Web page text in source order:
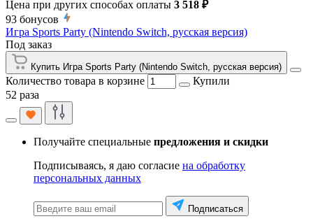
Цена при других способах оплаты 3 518 ₽
93 бонусов
Игра Sports Party (Nintendo Switch, русская версия)
Под заказ
Купить Игра Sports Party (Nintendo Switch, русская версия)
Количество товара в корзине
Купили
52 раза
Получайте специальные предложения и скидки
Подписываясь, я даю согласие на обработку
персональных данных
Подписаться